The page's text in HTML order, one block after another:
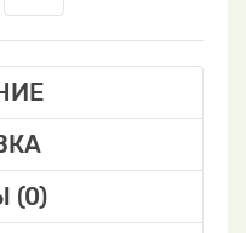
(0)